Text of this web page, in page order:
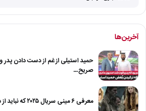
آخرین‌ها
حمید استیلی از غم از دست دادن پدر
صریح…
معرفی ۶ مینی سریال ۲۰۲۵ که نباید از دست بدهید!